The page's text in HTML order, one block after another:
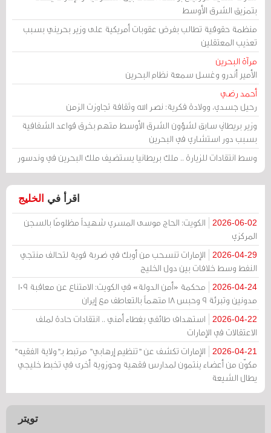
بتمزيق الشرق الأوسط
منظمة حقوقية تطالب بفرض عقوبات أمريكية على وزير بحريني بسبب
تعذيب المعتقلين
مرآة البحرين
الأمير أندرو وغسل سمعة نظام البحرين
أحمد رضي
رحيل جسدي، وولادة فكرية: نصر الله وثقافة تجاوزت الزمن
وزير بريطاني سابق لشؤون الشرق الأوسط متهم بخرق قواعد الشفافية
بسبب دور استشاري في البحرين
وسط انتقادات للزيارة .. ملك بريطانيا يستضيف ملك البحرين في وندسور
اقرأ في الخليج
2026-06-02
الكويت: الحاج موسى المسري شهيداً مظلومًا بالسجن
المركزي
2026-04-29
الإمارات تنسحب من أوبك في ضربة قوية لتحالف منتجي
النفط وسط خلافات بين دول الخليج
2026-04-24
محكمة «أمن الدولة» في الكويت: الامتناع عن معاقبة 109
مدونين وتبرئة 9 وحبس 18 متهماً بالتعاطف مع إيران
2026-04-22
استهداف طائفي بغطاء أمني .. انتقادات حادة لملف
الاعتقالات في الإمارات
2026-04-21
الإمارات تكشف عن "تنظيم إرهابي" مرتبط بـ"ولاية الفقيه"
مكوّن من أعضاء ينتمون لمدارس فقهية وحوزوية أخرى في تخبط خليجي
يطال الشيعة
تويتر